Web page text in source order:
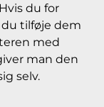
du for
tilføje dem
med
man den
selv.